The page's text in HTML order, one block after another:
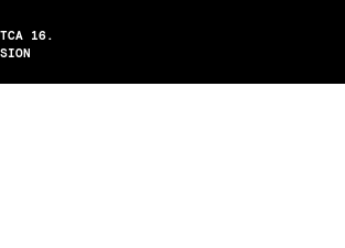
16.